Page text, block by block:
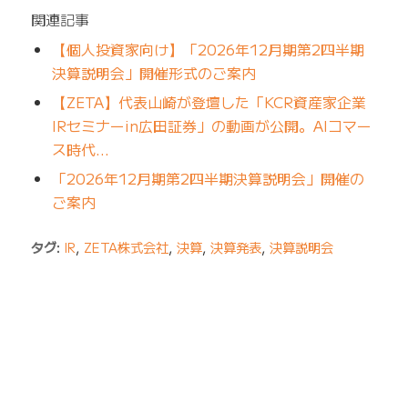
関連記事
【個人投資家向け】「2026年12月期第2四半期
決算説明会」開催形式のご案内
【ZETA】代表山崎が登壇した「KCR資産家企業
IRセミナーin広田証券」の動画が公開。AIコマー
ス時代…
「2026年12月期第2四半期決算説明会」開催の
ご案内
タグ: IR, ZETA株式会社, 決算, 決算発表, 決算説明会